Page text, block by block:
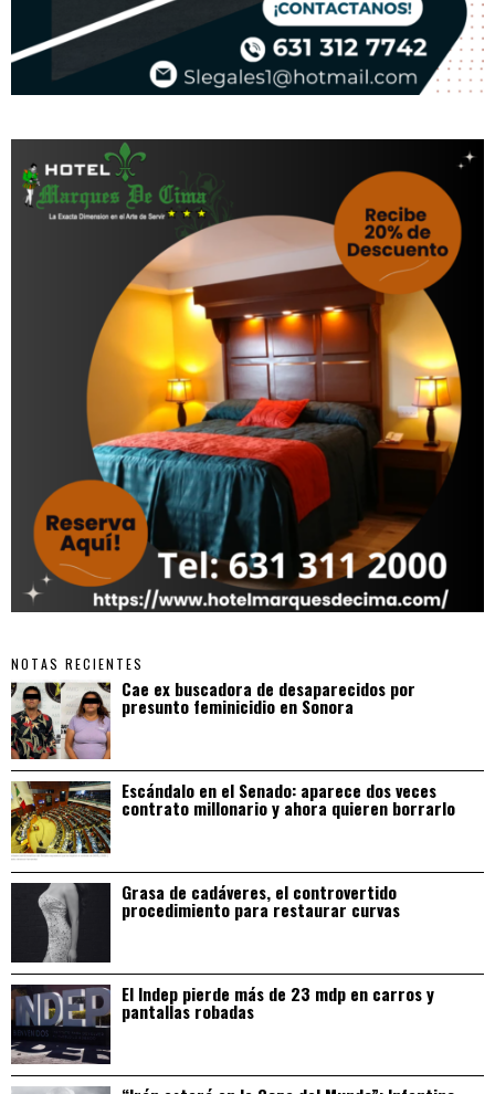
NOTAS RECIENTES
Cae ex buscadora de desaparecidos por
presunto feminicidio en Sonora
Escándalo en el Senado: aparece dos veces
contrato millonario y ahora quieren borrarlo
Grasa de cadáveres, el controvertido
procedimiento para restaurar curvas
El Indep pierde más de 23 mdp en carros y
pantallas robadas